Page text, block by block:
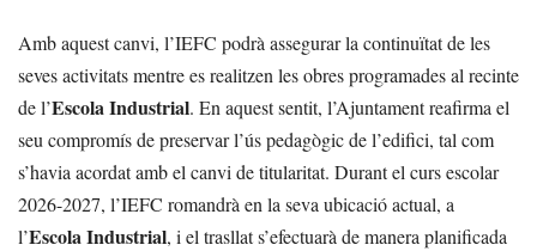
Amb aquest canvi, l’IEFC podrà assegurar la continuïtat de les
seves activitats mentre es realitzen les obres programades al recinte
de l’Escola Industrial. En aquest sentit, l’Ajuntament reafirma el
seu compromís de preservar l’ús pedagògic de l’edifici, tal com
s’havia acordat amb el canvi de titularitat. Durant el curs escolar
2026-2027, l’IEFC romandrà en la seva ubicació actual, a
l’Escola Industrial, i el trasllat s’efectuarà de manera planificada